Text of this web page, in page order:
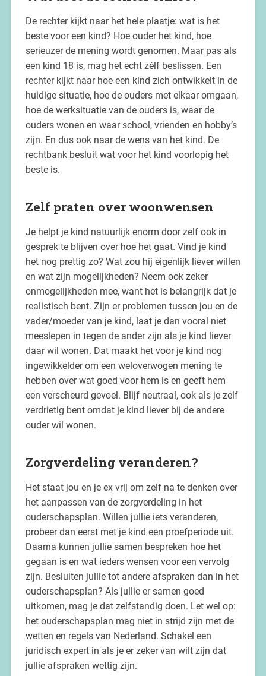
De rechter kijkt naar het hele plaatje: wat is het
beste voor een kind? Hoe ouder het kind, hoe
serieuzer de mening wordt genomen. Maar pas als
een kind 18 is, mag het echt zélf beslissen. Een
rechter kijkt naar hoe een kind zich ontwikkelt in de
huidige situatie, hoe de ouders met elkaar omgaan,
hoe de werksituatie van de ouders is, waar de
ouders wonen en waar school, vrienden en hobby’s
zijn. En dus ook naar de wens van het kind. De
rechtbank besluit wat voor het kind voorlopig het
beste is.
Zelf praten over woonwensen
Je helpt je kind natuurlijk enorm door zelf ook in
gesprek te blijven over hoe het gaat. Vind je kind
het nog prettig zo? Wat zou hij eigenlijk liever willen
en wat zijn mogelijkheden? Neem ook zeker
onmogelijkheden mee, want het is belangrijk dat je
realistisch bent. Zijn er problemen tussen jou en de
vader/moeder van je kind, laat je dan vooral niet
meeslepen in tegen de ander zijn als je kind liever
daar wil wonen. Dat maakt het voor je kind nog
ingewikkelder om een weloverwogen mening te
hebben over wat goed voor hem is en geeft hem
een verscheurd gevoel. Blijf neutraal, ook als je zelf
verdrietig bent omdat je kind liever bij de andere
ouder wil wonen.
Zorgverdeling veranderen?
Het staat jou en je ex vrij om zelf na te denken over
het aanpassen van de zorgverdeling in het
ouderschapsplan. Willen jullie iets veranderen,
probeer dan eerst met je kind een proefperiode uit.
Daarna kunnen jullie samen bespreken hoe het
gegaan is en wat ieders wensen voor een vervolg
zijn. Besluiten jullie tot andere afspraken dan in het
ouderschapsplan? Als jullie er samen goed
uitkomen, mag je dat zelfstandig doen. Let wel op:
het ouderschapsplan mag niet in strijd zijn met de
wetten en regels van Nederland. Schakel een
juridisch expert in als je er zeker van wilt zijn dat
jullie afspraken wettig zijn.